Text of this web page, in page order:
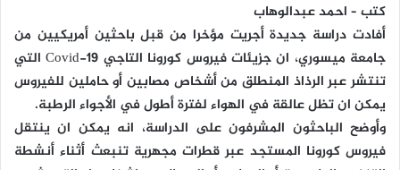
كتب – احمد عبدالوهاب
أفادت دراسة جديدة أجريت مؤخرا من قبل باحثين أمريكيين من
جامعة ميسوري، ان جزيئات فيروس كورونا التاجي Covid-19 التي
تنتشر عبر الرذاذ المنطلق من أشخاص مصابين أو حاملين للفيروس
يمكن ان تظل عالقة في الهواء لفترة أطول في الأجواء الرطبة.
وأوضح الباحثون المشرفون على الدراسة، انه يمكن ان ينتقل
فيروس كورونا المستجد عبر قطرات مجهرية تنبعث أثناء أنشطة